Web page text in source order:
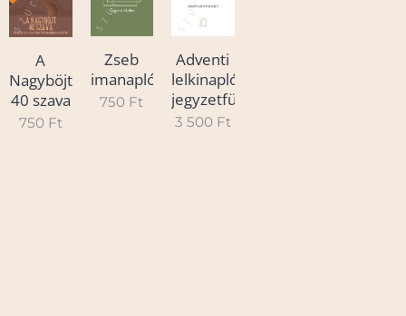
A
Nagyböjt
40 szava
750 Ft
Zseb
imanapló
750 Ft
Adventi
lelkinapló
jegyzetfüzet
3 500 Ft